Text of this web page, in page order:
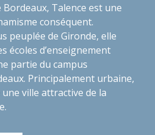
Talence est une
conséquent.
peuplée de Gironde, elle
écoles d’enseignement
partie du campus
Principalement urbaine,
une ville attractive de la